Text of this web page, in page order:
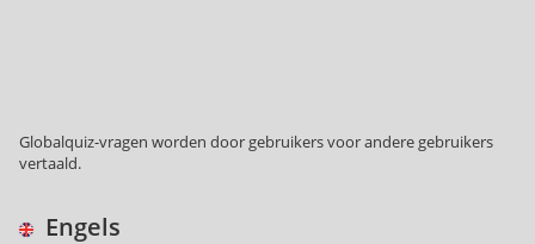
Globalquiz-vragen worden door gebruikers voor andere gebruikers
vertaald.
Engels